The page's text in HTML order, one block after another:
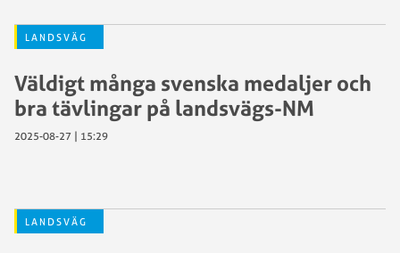
LANDSVÄG
Väldigt många svenska medaljer och
bra tävlingar på landsvägs-NM
2025-08-27 | 15:29
LANDSVÄG